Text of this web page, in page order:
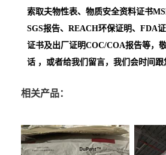
索取夫物性表、物质安全资料证书
SGS报告、REACH环保证明、FDA
证书及出厂证明COC/COA报告等，
话 ，或者给我们留言，我们会时间跟
相关产品：